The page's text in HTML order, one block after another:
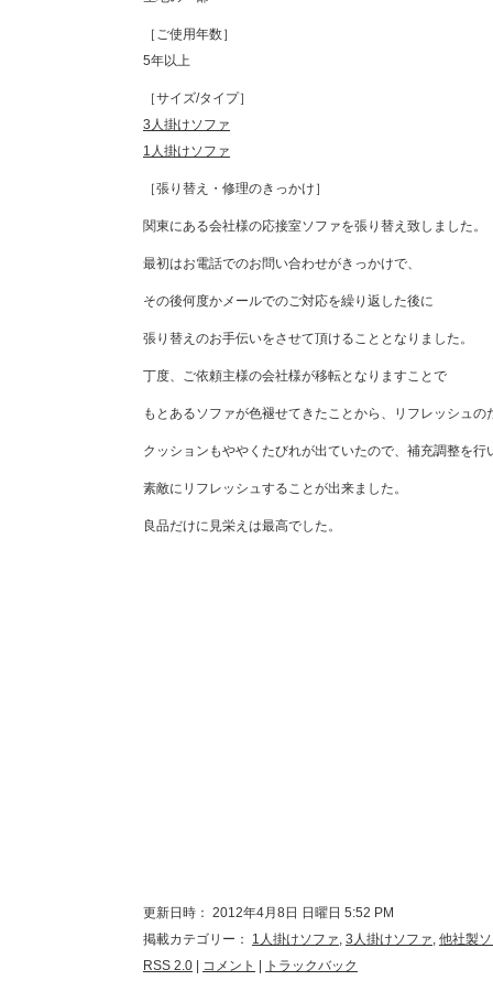
［ご使用年数］
5年以上
［サイズ/タイプ］
3人掛けソファ
1人掛けソファ
［張り替え・修理のきっかけ］
関東にある会社様の応接室ソファを張り替え致しました。
最初はお電話でのお問い合わせがきっかけで、
その後何度かメールでのご対応を繰り返した後に
張り替えのお手伝いをさせて頂けることとなりました。
丁度、ご依頼主様の会社様が移転となりますことで
もとあるソファが色褪せてきたことから、リフレッシュ
クッションもややくたびれが出ていたので、補充調整を行
素敵にリフレッシュすることが出来ました。
良品だけに見栄えは最高でした。
更新日時： 2012年4月8日 日曜日 5:52 PM
掲載カテゴリー： 1人掛けソファ, 3人掛けソファ, 他社製
RSS 2.0
コメント トラックバック